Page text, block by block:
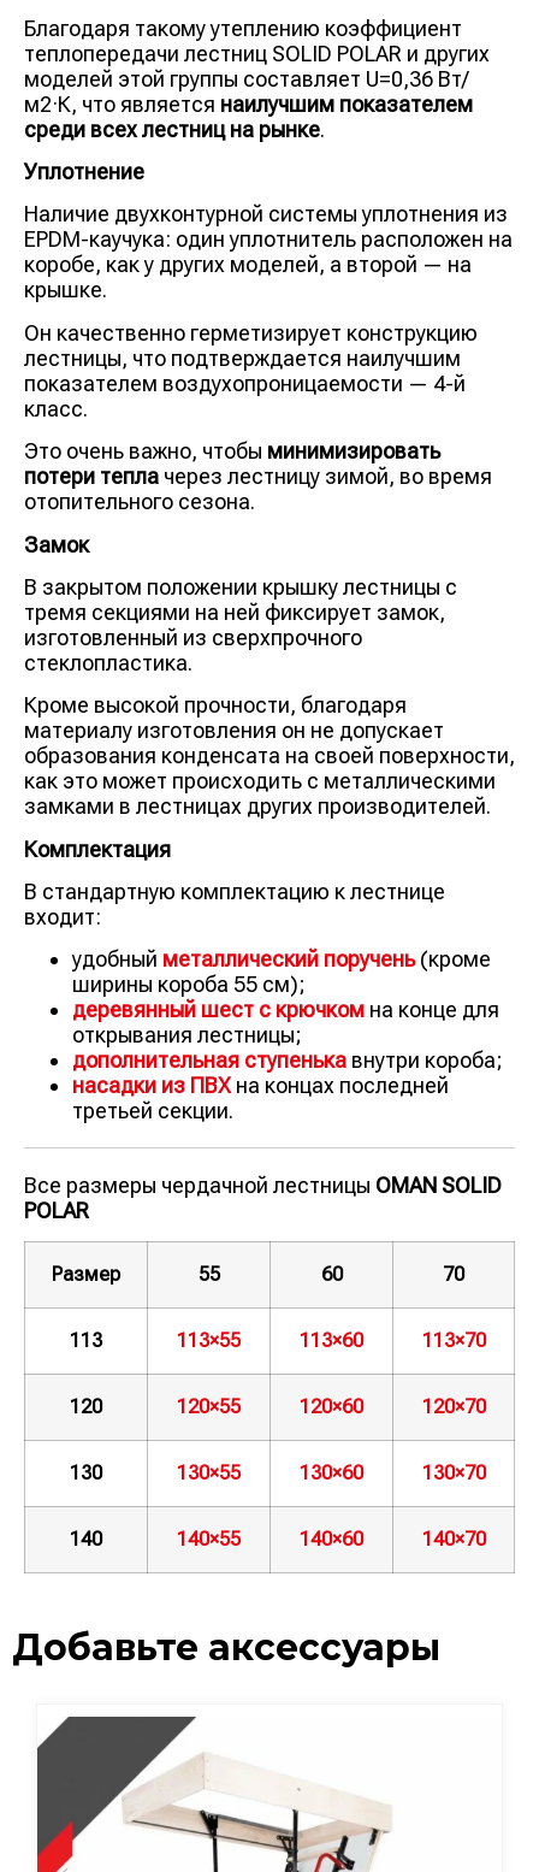
Благодаря такому утеплению коэффициент
теплопередачи лестниц SOLID POLAR и других
моделей этой группы составляет U=0,36 Вт/
м2·К, что является наилучшим показателем
среди всех лестниц на рынке.
Уплотнение
Наличие двухконтурной системы уплотнения из
EPDM-каучука: один уплотнитель расположен на
коробе, как у других моделей, а второй — на
крышке.
Он качественно герметизирует конструкцию
лестницы, что подтверждается наилучшим
показателем воздухопроницаемости — 4-й
класс.
Это очень важно, чтобы минимизировать
потери тепла через лестницу зимой, во время
отопительного сезона.
Замок
В закрытом положении крышку лестницы с
тремя секциями на ней фиксирует замок,
изготовленный из сверхпрочного
стеклопластика.
Кроме высокой прочности, благодаря
материалу изготовления он не допускает
образования конденсата на своей поверхности,
как это может происходить с металлическими
замками в лестницах других производителей.
Комплектация
В стандартную комплектацию к лестнице
входит:
удобный металлический поручень(кроме
ширины короба 55 см);
деревянный шест с крючком на конце для
открывания лестницы;
дополнительная ступенька внутри короба;
насадки из ПВХна концах последней
третьей секции.
Все размеры чердачной лестницы OMAN SOLID
POLAR
Размер 55 60 70
113 113×55 113×60 113×70
120 120×55 120×60 120×70
130 130×55 130×60 130×70
140 140×55 140×60 140×70
Добавьте аксессуары